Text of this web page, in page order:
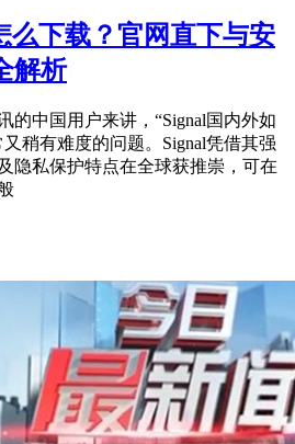
么下载？官网直下与安
解析
的中国用户来讲，“Signal国内外如
稍有难度的问题。Signal凭借其强
隐私保护特点在全球获推崇，可在